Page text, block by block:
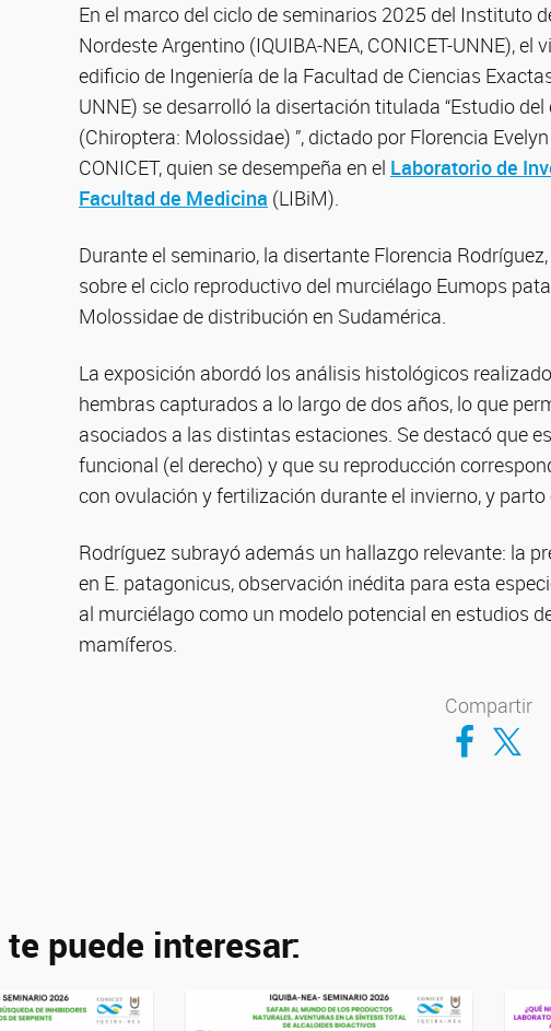
En el marco del ciclo de seminarios 2025 del Instituto
Nordeste Argentino (IQUIBA-NEA, CONICET-UNNE), el
edificio de Ingeniería de la Facultad de Ciencias
UNNE) se desarrolló la disertación titulada “Estudio
(Chiroptera: Molossidae) ”, dictado por Florencia
CONICET, quien se desempeña en el Laboratorio de
Facultad de Medicina (LIBiM).
Durante el seminario, la disertante Florencia
sobre el ciclo reproductivo del murciélago Eumops
Molossidae de distribución en Sudamérica.
La exposición abordó los análisis histológicos
hembras capturados a lo largo de dos años, lo que
asociados a las distintas estaciones. Se destacó que
funcional (el derecho) y que su reproducción
con ovulación y fertilización durante el invierno, y parto
Rodríguez subrayó además un hallazgo relevante: la
en E. patagonicus, observación inédita para esta
al murciélago como un modelo potencial en estudios
mamíferos.
Compartir
Compartir en
Compartir
puede interesar: